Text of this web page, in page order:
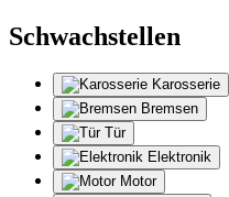
Schwachstellen
Karosserie
Bremsen
Tür
Elektronik
Motor